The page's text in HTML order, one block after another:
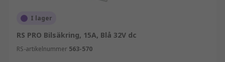
I lager
RS PRO Bilsäkring, 15A, Blå 32V dc
RS-artikelnummer 563-570